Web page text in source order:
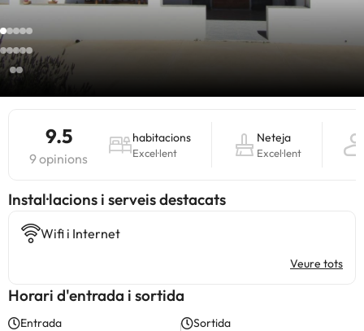
9.5
9 opinions
habitacions
Excel·lent
Neteja
Excel·lent
Instal·lacions i serveis destacats
Wifi i Internet
Veure tots
Horari d'entrada i sortida
Entrada Sortida